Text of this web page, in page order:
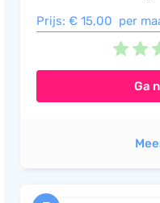
Prijs: € 15,00 per
Ga